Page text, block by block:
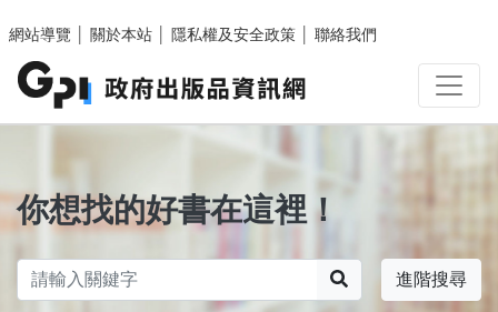
網站導覽
關於本站 隱私權及安全政策 聯絡我們
你想找的好書在這裡！
進階搜尋